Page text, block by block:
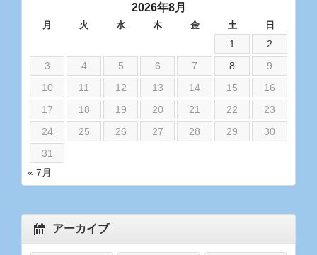
2026年8月
月 火 水 木 金 土 日
1
2
3
4 5 6 7 8
9
10
11 12 13 14 15
16
17
18 19 20 21 22
23
24
25 26 27 28 29
30
31
« 7月
アーカイブ